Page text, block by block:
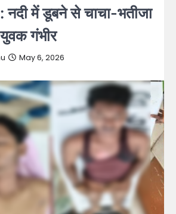
में डूबने से चाचा-भतीजा
गंभीर
May 6, 2026